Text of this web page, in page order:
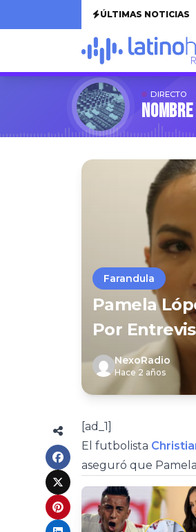
ÚLTIMAS NOTICIAS
DIRECTO
Farandula
Pamela
Por
NexoRadio
Hace 2 años
[ad_1]
El futbolista
aseguró que